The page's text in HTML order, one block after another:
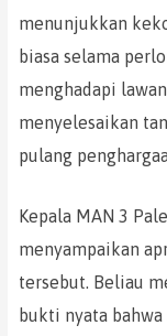
menunjukkan
biasa selama
menghadapi
menyelesaikan
pulang
Kepala MAN 3
menyampaikan
tersebut. Beliau
bukti nyata